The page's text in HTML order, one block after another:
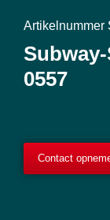
Artikelnummer
0557
Contact